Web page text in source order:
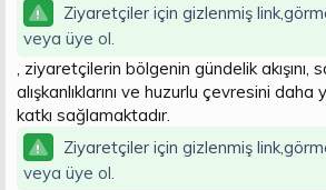
Ziyaretçiler için gizlenmiş
veya üye ol.
, ziyaretçilerin bölgenin gündelik akışını,
alışkanlıklarını ve huzurlu çevresini daha
katkı sağlamaktadır.
Ziyaretçiler için gizlenmiş
veya üye ol.